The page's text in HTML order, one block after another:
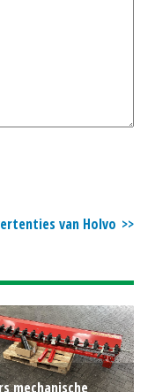
van Holvo
mechanische